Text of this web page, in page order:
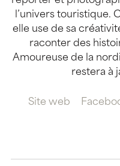
l’univers touristique.
elle use de sa
raconter des
Amoureuse de la
restera à
Site web